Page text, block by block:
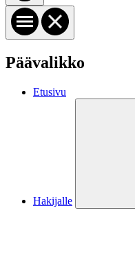
Päävalikko
Etusivu
Hakijalle